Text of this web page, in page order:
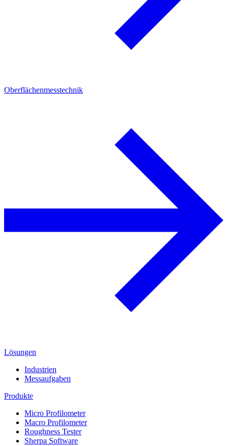
Oberflächenmesstechnik
Lösungen
Industrien
Messaufgaben
Produkte
Micro Profilometer
Macro Profilometer
Roughness Tester
Sherpa Software